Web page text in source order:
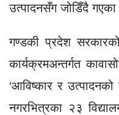
उत्पादनसँग जोडिँदै
गण्डकी प्रदेश सरकारको
कार्यक्रमअन्तर्गत
‘आविष्कार र उत्पादनको
नगरभित्रका २३